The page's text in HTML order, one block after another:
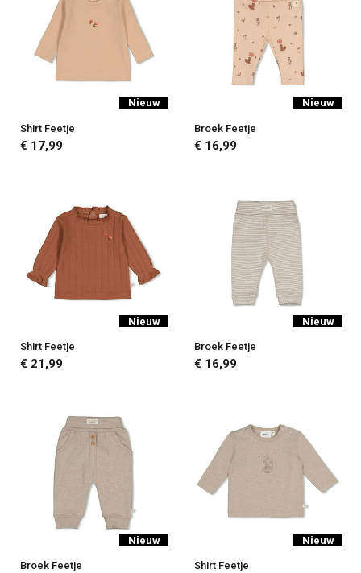
Nieuw
Shirt Feetje
€ 17,99
Nieuw
Broek Feetje
€ 16,99
Nieuw
Shirt Feetje
€ 21,99
Nieuw
Broek Feetje
€ 16,99
Nieuw
Broek Feetje
Nieuw
Shirt Feetje